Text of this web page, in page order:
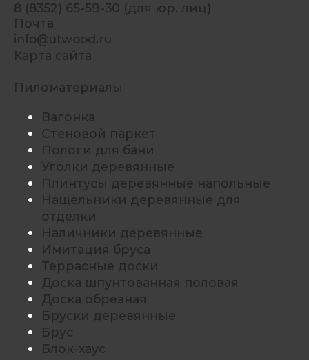
8 (8352) 65-59-30 (для юр. лиц)
Почта
info@utwood.ru
Карта сайта
Пиломатериалы
Вагонка
Стеновой паркет
Пологи для бани
Уголки деревянные
Плинтусы деревянные напольные
Нащельники деревянные для
отделки
Наличники деревянные
Имитация бруса
Террасные доски
Доска шпунтованная половая
Доска обрезная
Бруски деревянные
Брус
Блок-хаус